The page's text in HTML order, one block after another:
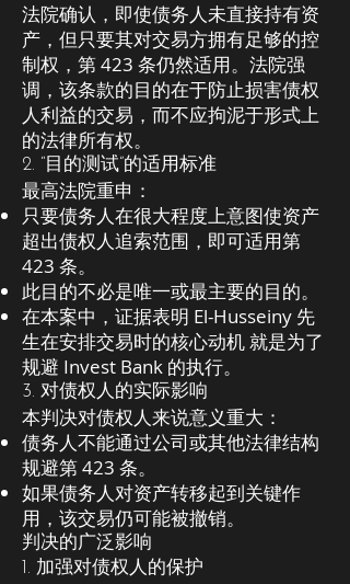
法院确认，即使债务人未直接持有资
产，但只要其对交易方拥有足够的控
制权，第 423 条仍然适用。法院强
调，该条款的目的在于防止损害债权
人利益的交易，而不应拘泥于形式上
的法律所有权。
2. “目的测试”的适用标准
最高法院重申：
只要债务人在很大程度上意图使资产
超出债权人追索范围，即可适用第
423 条。
此目的不必是唯一或最主要的目的。
在本案中，证据表明 El-Husseiny 先
生在安排交易时的核心动机 就是为了
规避 Invest Bank 的执行。
3. 对债权人的实际影响
本判决对债权人来说意义重大：
债务人不能通过公司或其他法律结构
规避第 423 条。
如果债务人对资产转移起到关键作
用，该交易仍可能被撤销。
判决的广泛影响
1. 加强对债权人的保护